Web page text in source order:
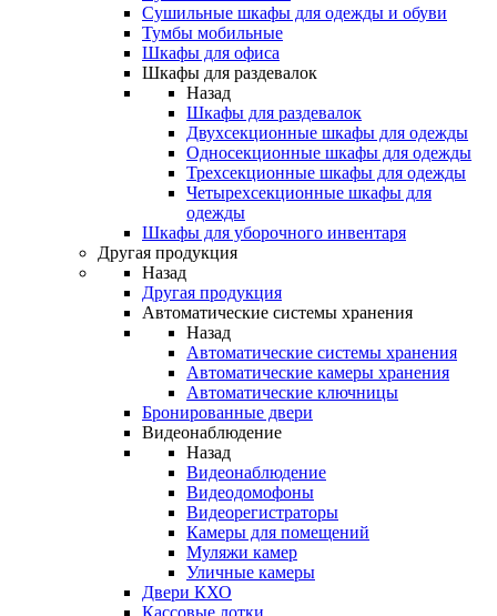
Сушильные шкафы для одежды и обуви
Тумбы мобильные
Шкафы для офиса
Шкафы для раздевалок
Назад
Шкафы для раздевалок
Двухсекционные шкафы для одежды
Односекционные шкафы для одежды
Трехсекционные шкафы для одежды
Четырехсекционные шкафы для
одежды
Шкафы для уборочного инвентаря
Другая продукция
Назад
Другая продукция
Автоматические системы хранения
Назад
Автоматические системы хранения
Автоматические камеры хранения
Автоматические ключницы
Бронированные двери
Видеонаблюдение
Назад
Видеонаблюдение
Видеодомофоны
Видеорегистраторы
Камеры для помещений
Муляжи камер
Уличные камеры
Двери КХО
Кассовые лотки